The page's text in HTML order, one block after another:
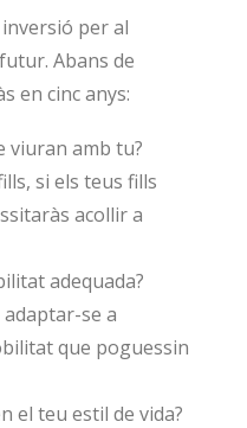
per al
Abans de
en cinc anys:
viuran amb tu?
si els teus fills
acollir a
adequada?
se a
que poguessin
el teu estil de vida?